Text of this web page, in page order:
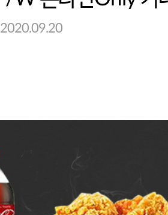
2020.09.20